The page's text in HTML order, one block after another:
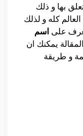
بها و ذلك
كله و لذلك
على اسم
يمكنك ان
و طريقة